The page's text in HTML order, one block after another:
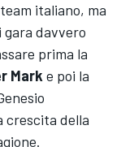
italiano, ma
davvero
prima la
Mark e poi la
crescita della